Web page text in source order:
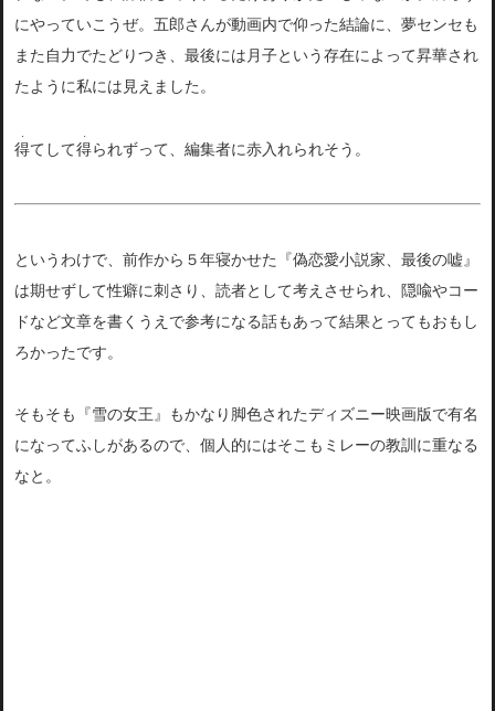
にやっていこうぜ。五郎さんが動画内で仰った結論に、夢センセも
また自力でたどりつき、最後には月子という存在によって昇華され
たように私には見えました。
得
・
てして得
・
られずって、編集者に赤入れられそう。
というわけで、前作から５年寝かせた『偽恋愛小説家、最後の嘘』
は期せずして性癖に刺さり、読者として考えさせられ、隠喩やコー
ドなど文章を書くうえで参考になる話もあって結果とってもおもし
ろかったです。
そもそも『雪の女王』もかなり脚色されたディズニー映画版で有名
になってふしがあるので、個人的にはそこもミレーの教訓に重なる
なと。